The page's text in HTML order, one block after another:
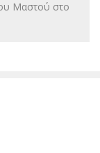
Μαστού στο